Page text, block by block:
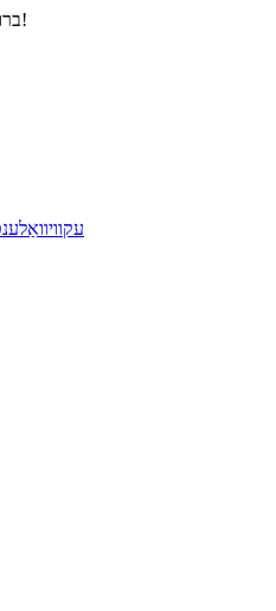
ברוכים הבאים צו אונדזער וועבסיטעס!